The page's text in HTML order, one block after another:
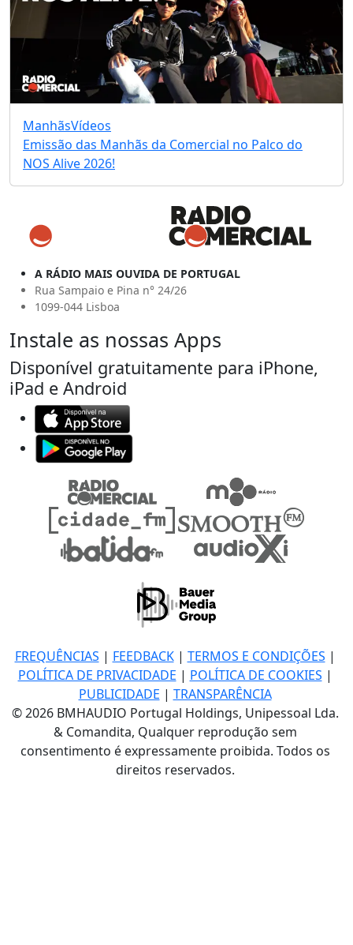
ManhãsVídeos
Emissão das Manhãs da Comercial no Palco do
NOS Alive 2026!
A RÁDIO MAIS OUVIDA DE PORTUGAL
Rua Sampaio e Pina n° 24/26
1099-044 Lisboa
Instale as nossas Apps
Disponível gratuitamente para iPhone,
iPad e Android
FREQUÊNCIAS | FEEDBACK| TERMOS E CONDIÇÕES |
POLÍTICA DE PRIVACIDADE | POLÍTICA DE COOKIES |
PUBLICIDADE | TRANSPARÊNCIA
© 2026 BMHAUDIO Portugal Holdings, Unipessoal Lda.
& Comandita, Qualquer reprodução sem
consentimento é expressamente proibida. Todos os
direitos reservados.